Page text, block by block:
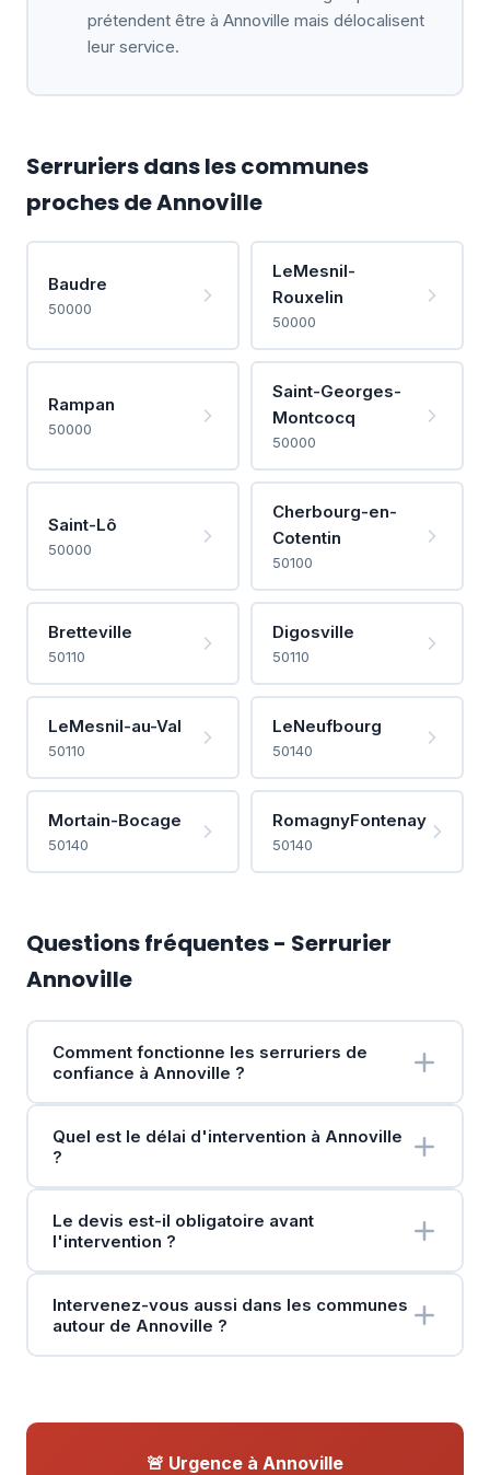
prétendent être à Annoville mais délocalisent
leur service.
Serruriers dans les communes
proches de Annoville
Baudre
50000
LeMesnil-
Rouxelin
50000
Rampan
50000
Saint-Georges-
Montcocq
50000
Saint-Lô
50000
Cherbourg-en-
Cotentin
50100
Bretteville
50110
Digosville
50110
LeMesnil-au-Val
50110
LeNeufbourg
50140
Mortain-Bocage
50140
RomagnyFontenay
50140
Questions fréquentes - Serrurier
Annoville
Comment fonctionne les serruriers de
confiance à Annoville ?
Quel est le délai d'intervention à Annoville
?
Le devis est-il obligatoire avant
l'intervention ?
Intervenez-vous aussi dans les communes
autour de Annoville ?
🚨 Urgence à Annoville